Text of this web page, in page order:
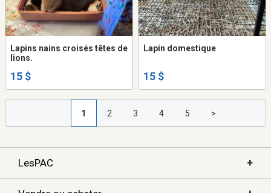
Lapins nains croisés têtes de
lions.
15 $
Lapin domestique
15 $
1 2 3 4 5 >
LesPAC +